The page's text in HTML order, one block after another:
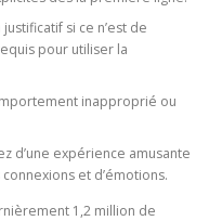
si ce n’est de
pour utiliser la
inapproprié ou
d’une expérience amusante
et d’émotions.
1,2 million de